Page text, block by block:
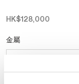
HK$128,000
金屬